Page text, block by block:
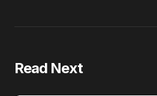
Read Next